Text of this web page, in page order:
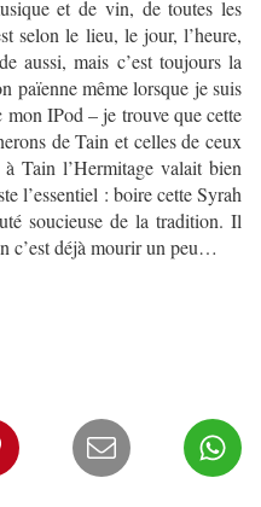
et de vin, de toutes les
selon le lieu, le jour, l’heure,
aussi, mais c’est toujours la
païenne même lorsque je suis
mon IPod – je trouve que cette
de Tain et celles de ceux
Tain l’Hermitage valait bien
l’essentiel : boire cette Syrah
soucieuse de la tradition. Il
c’est déjà mourir un peu…